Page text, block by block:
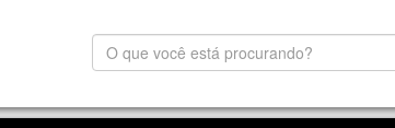
O
que
está